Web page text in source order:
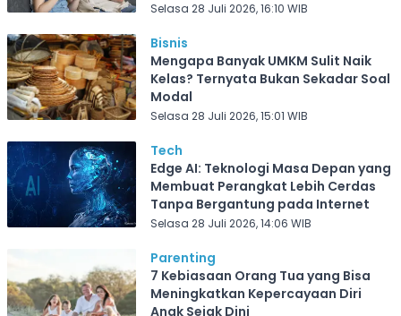
Selasa 28 Juli 2026, 16:10 WIB
Bisnis
Mengapa Banyak UMKM Sulit Naik
Kelas? Ternyata Bukan Sekadar Soal
Modal
Selasa 28 Juli 2026, 15:01 WIB
Tech
Edge AI: Teknologi Masa Depan yang
Membuat Perangkat Lebih Cerdas
Tanpa Bergantung pada Internet
Selasa 28 Juli 2026, 14:06 WIB
Parenting
7 Kebiasaan Orang Tua yang Bisa
Meningkatkan Kepercayaan Diri
Anak Sejak Dini